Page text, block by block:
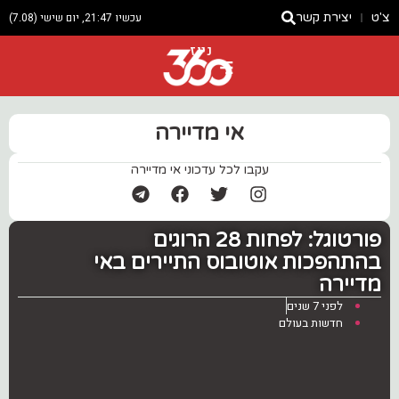
צ'ט יצירת קשר עכשיו 21:47, יום שישי (7.08)
ניוז
אי מדיירה
עקבו לכל עדכוני אי מדיירה
פורטוגל: לפחות 28 הרוגים
בהתהפכות אוטובוס התיירים באי
מדיירה
לפני 7 שנים
חדשות בעולם